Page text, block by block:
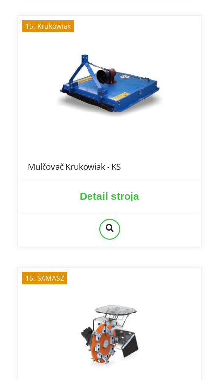
15. Krukowiak
Mulčovač Krukowiak - KS
Detail stroja
16. SAMASZ